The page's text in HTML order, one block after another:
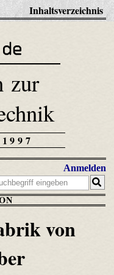
Inhaltsverzeichnis
zur
Anmelden
von